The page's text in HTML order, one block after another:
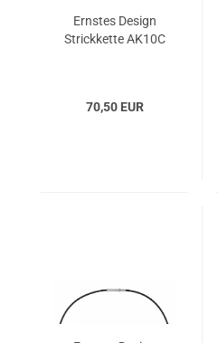
Ernstes Design
Strickkette AK10C
70,50 EUR